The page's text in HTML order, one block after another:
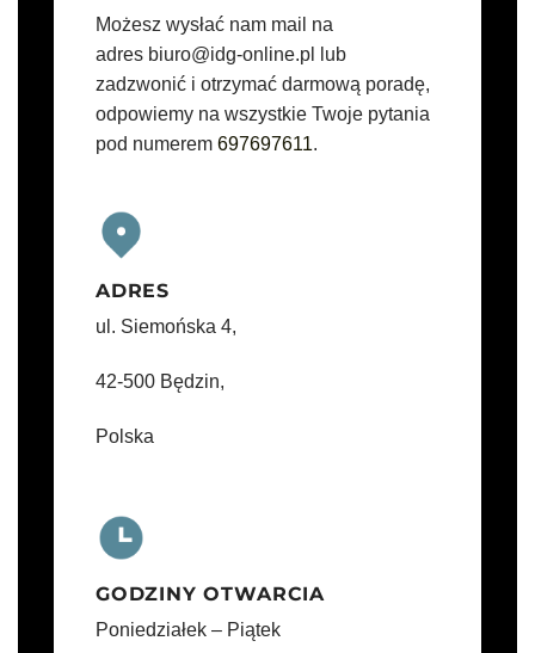
Możesz wysłać nam mail na
adres biuro@idg-online.pl lub
zadzwonić i otrzymać darmową poradę,
odpowiemy na wszystkie Twoje pytania
pod numerem 697697611.
ADRES
ul. Siemońska 4,
42-500 Będzin,
Polska
GODZINY OTWARCIA
Poniedziałek – Piątek